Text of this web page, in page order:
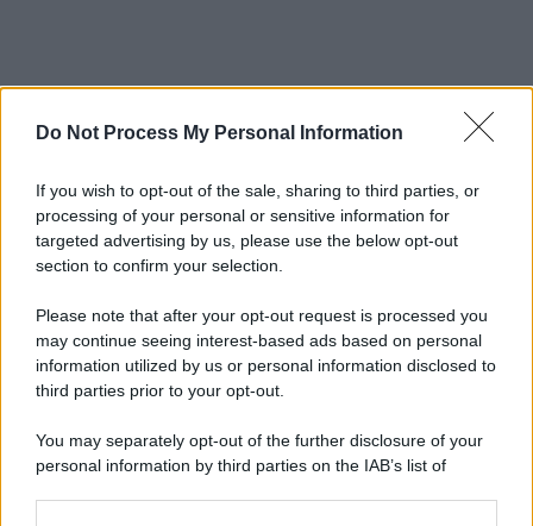
Do Not Process My Personal Information
If you wish to opt-out of the sale, sharing to third parties, or
processing of your personal or sensitive information for
targeted advertising by us, please use the below opt-out
section to confirm your selection.
Please note that after your opt-out request is processed you
may continue seeing interest-based ads based on personal
information utilized by us or personal information disclosed to
third parties prior to your opt-out.
You may separately opt-out of the further disclosure of your
personal information by third parties on the IAB’s list of